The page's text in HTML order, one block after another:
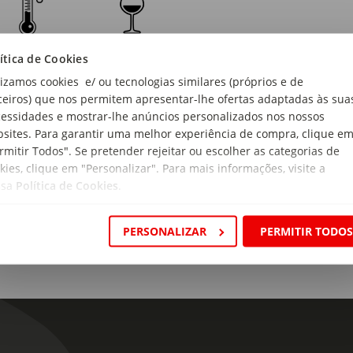
de Cookies
cookies e/ ou tecnologias similares (próprios e de
que nos permitem apresentar-lhe ofertas adaptadas às
e mostrar-lhe anúncios personalizados nos nossos
Para garantir uma melhor experiência de compra, clique em
Todos". Se pretender rejeitar ou escolher as categorias de
clique em "Personalizar". Para mais informações, visite a
Política de Cookies
PERSONALIZAR PERMITIR TODOS
Unido
de produto:
Velho
de Prova: